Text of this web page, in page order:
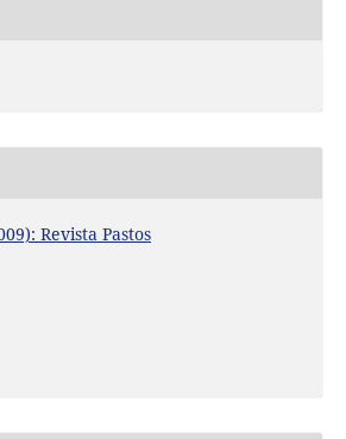
Revista Pastos